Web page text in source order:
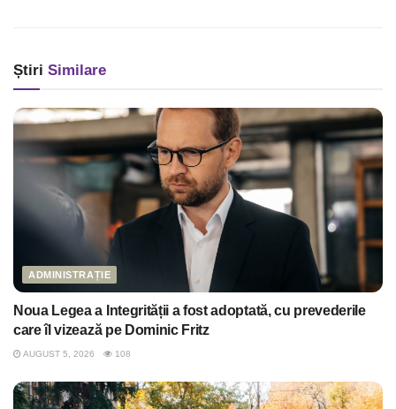
Știri Similare
ADMINISTRAȚIE
Noua Legea a Integrității a fost adoptată, cu prevederile
care îl vizează pe Dominic Fritz
AUGUST 5, 2026 108